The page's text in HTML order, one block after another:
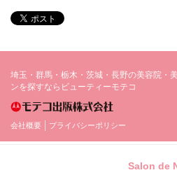
Salon de
埼玉・群馬・栃木・茨城・長野の美容院・
ンを探すならビューティーモテコ
会社概要 プライバシーポリシー